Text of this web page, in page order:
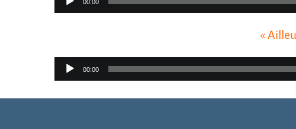
audio
00:00
«
Lecteur
audio
00:00